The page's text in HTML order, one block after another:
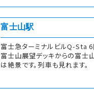
富士山駅
富士急ターミナルビルQ-Sta
富士山展望デッキからの富士
は絶景です。列車も見れます。